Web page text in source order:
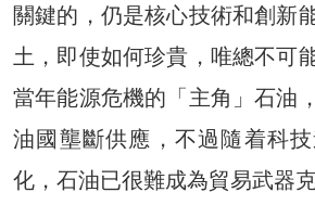
關鍵的，仍是核心技術和創新
土，即使如何珍貴，唯總不可
當年能源危機的「主角」石油
油國壟斷供應，不過隨着科
化，石油已很難成為貿易武器克